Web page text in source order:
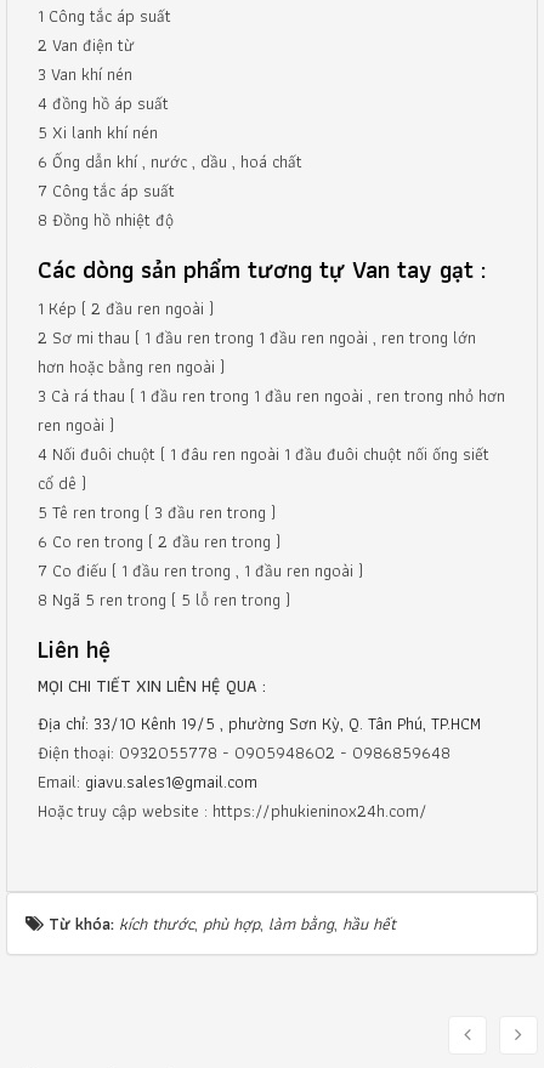
1 Công tắc áp suất
2 Van điện từ
3 Van khí nén
4 đồng hồ áp suất
5 Xi lanh khí nén
6 Ống dẫn khí , nước , dầu , hoá chất
7 Công tắc áp suất
8 Đồng hồ nhiệt độ
Các dòng sản phẩm tương tự Van tay gạt :
1 Kép ( 2 đầu ren ngoài )
2 Sơ mi thau ( 1 đầu ren trong 1 đầu ren ngoài , ren trong lớn
hơn hoặc bằng ren ngoài )
3 Cà rá thau ( 1 đầu ren trong 1 đầu ren ngoài , ren trong nhỏ hơn
ren ngoài )
4 Nối đuôi chuột ( 1 đâu ren ngoài 1 đầu đuôi chuột nối ống siết
cổ dê )
5 Tê ren trong ( 3 đầu ren trong )
6 Co ren trong ( 2 đầu ren trong )
7 Co điếu ( 1 đầu ren trong , 1 đầu ren ngoài )
8 Ngã 5 ren trong ( 5 lỗ ren trong )
Liên hệ
MỌI CHI TIẾT XIN LIÊN HỆ QUA :
Địa chỉ: 33/10 Kênh 19/5 , phường Sơn Kỳ, Q. Tân Phú, TP.HCM
Điện thoại: 0932055778 - 0905948602 - 0986859648
Email: giavu.sales1@gmail.com
Hoặc truy cập website : https://phukieninox24h.com/
Từ khóa: kích thước, phù hợp, làm bằng, hầu hết